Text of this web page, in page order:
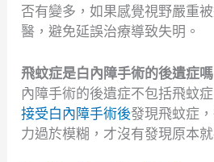
否有變多，如果感覺視野嚴重
醫，避免延誤治療導致失明。
飛蚊症是白內障手術的後遺症嗎
內障手術的後遺症不包括飛蚊
接受白內障手術後發現飛蚊症
力過於模糊，才沒有發現原本